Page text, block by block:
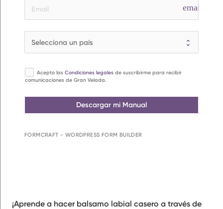
email
Acepto las Condiciones legalesde suscribirme para recibir
comunicaciones de Gran Velada.
Descargar mi Manual
FORMCRAFT - WORDPRESS FORM BUILDER
¡Aprende a hacer balsamo labial casero a través de